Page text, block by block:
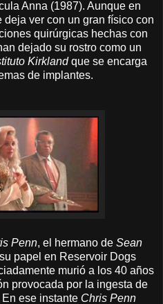
Anna (1987). Aunque en
ver con un gran físico con
quirúrgicas hechas con
dejado su rostro como un
Kirklandque se encarga
de implantes.
Penn, el hermano de Sean
papel en Reservoir Dogs
murió a los 40 años
provocada por la ingesta de
ese instante Chris Penn